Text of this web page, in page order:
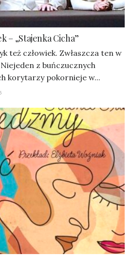
– „Stajenka Cicha”
też człowiek. Zwłaszcza ten w
z buńczucznych
korytarzy pokornieje w...